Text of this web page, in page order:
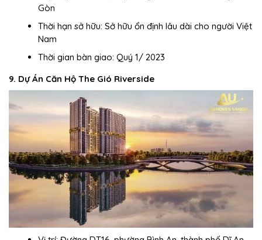
Gòn
Thời hạn sở hữu: Sở hữu ổn định lâu dài cho người Việt
Nam
Thời gian bàn giao: Quý 1/ 2023
9. Dự Án Căn Hộ The Gió Riverside